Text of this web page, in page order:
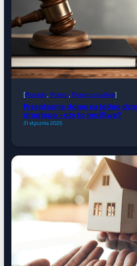
[Porady, Prawo, Prawo cywilne]
Przepisanie domu na jedno
drugiego – czy to możliwe?
31 stycznia 2025